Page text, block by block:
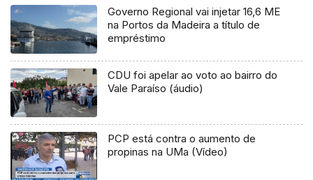
Governo Regional vai injetar 16,6 ME
na Portos da Madeira a título de
empréstimo
CDU foi apelar ao voto ao bairro do
Vale Paraíso (áudio)
PCP está contra o aumento de
propinas na UMa (Vídeo)